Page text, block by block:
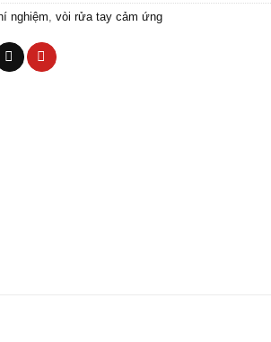
nghiệm, vòi rửa tay cảm ứng